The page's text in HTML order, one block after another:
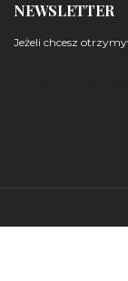
NEWSLETTER
Jeżeli chcesz